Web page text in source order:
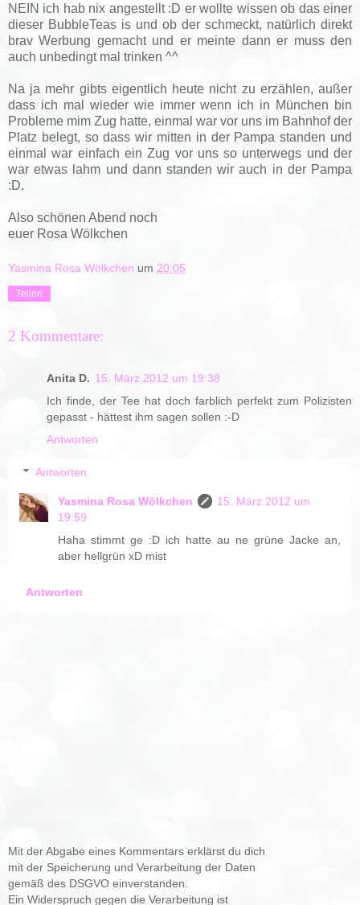
NEIN ich hab nix angestellt :D er wollte wissen ob das einer
dieser BubbleTeas is und ob der schmeckt, natürlich direkt
brav Werbung gemacht und er meinte dann er muss den
auch unbedingt mal trinken ^^
Na ja mehr gibts eigentlich heute nicht zu erzählen, außer
dass ich mal wieder wie immer wenn ich in München bin
Probleme mim Zug hatte, einmal war vor uns im Bahnhof der
Platz belegt, so dass wir mitten in der Pampa standen und
einmal war einfach ein Zug vor uns so unterwegs und der
war etwas lahm und dann standen wir auch in der Pampa
:D.
Also schönen Abend noch
euer Rosa Wölkchen
Yasmina Rosa Wölkchen um 20:05
Teilen
2 Kommentare:
Anita D. 15. März 2012 um 19:38
Ich finde, der Tee hat doch farblich perfekt zum Polizisten
gepasst - hättest ihm sagen sollen :-D
Antworten
Antworten
Yasmina Rosa Wölkchen
15. März 2012 um
19:59
Haha stimmt ge :D ich hatte au ne grüne Jacke an,
aber hellgrün xD mist
Antworten
Mit der Abgabe eines Kommentars erklärst du dich
mit der Speicherung und Verarbeitung der Daten
gemäß des DSGVO einverstanden.
Ein Widerspruch gegen die Verarbeitung ist